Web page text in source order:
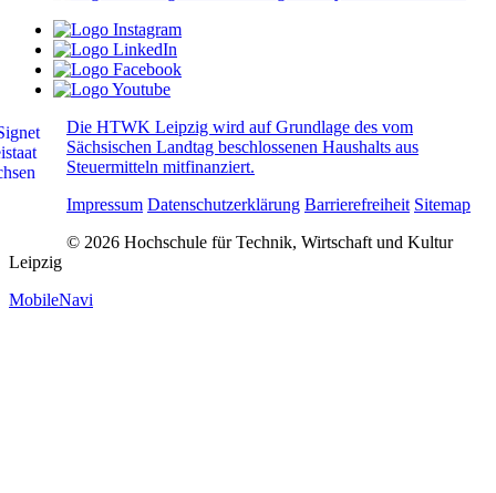
Die HTWK Leipzig wird auf Grundlage des vom
Sächsischen Landtag beschlossenen Haushalts aus
Steuermitteln mitfinanziert.
Impressum Datenschutzerklärung Barrierefreiheit Sitemap
© 2026 Hochschule für Technik, Wirtschaft und Kultur
Leipzig
MobileNavi